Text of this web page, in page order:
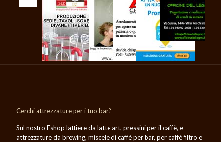
Cerchi attrezzature per i tuo bar?
Sul nostro Eshop lattiere da latte art, pressini per il caffè, e
attrezzature da brewing, miscele di caffè per bar, per caffè filtro e